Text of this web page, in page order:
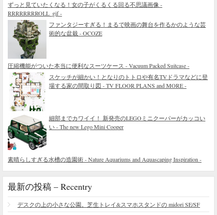
ずっと見ていたくなる！女の子がくるくる回る不思議画像 -
RRRRRRRROLL_gif -
ファンタジーすぎる！まるで映画の舞台を作るかのような芸
術的な盆栽 - OCOZE
圧縮機能がついた本当に便利なスーツケース - Vacuum Packed Suitcase -
スケッチが細かい！となりのトトロや有名TVドラマなどに登
場する家の間取り図 - TV FLOOR PLANS and MORE -
細部までカワイイ！ 新発売のLEGOミニクーパーがカッコい
い - The new Lego Mini Cooper
素晴らしすぎる水槽の造園術 - Nature Aquariums and Aquascaping Inspiration -
最新の投稿 – Recentry
デスクの上の小さな公園。芝生トレイ&スマホスタンドの midori SE/SF